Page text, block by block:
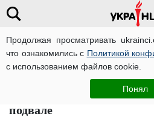
Продолжая просматривать
что ознакомились с Политикой
с использованием файлов cookie.
Понял
В Черкассах
пенсионером:
подвале